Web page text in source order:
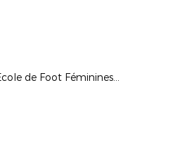
Label Ecole de Foot Féminines - US Alpes Mancelles